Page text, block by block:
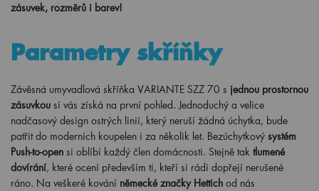
zásuvek, rozměrů i barev!
Parametry skříňky
Závěsná umyvadlová skříňka VARIANTE SZZ 70 s jednou prostornou
zásuvkou si vás získá na první pohled. Jednoduchý a velice
nadčasový design ostrých linií, který neruší žádná úchytka, bude
patřit do moderních koupelen i za několik let. Bezúchytkový systém
Push-to-open si oblíbí každý člen domácnosti. Stejně tak tlumené
dovírání, které ocení především ti, kteří si rádi dopřejí nerušené
ráno. Na veškeré kování německé značky Hettich od nás